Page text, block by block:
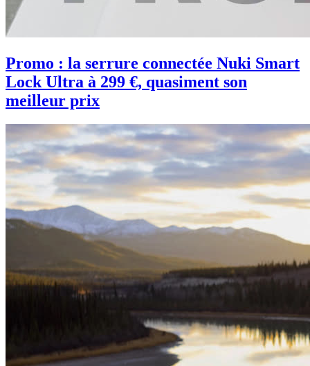
Promo : la serrure connectée Nuki Smart
Lock Ultra à 299 €, quasiment son
meilleur prix